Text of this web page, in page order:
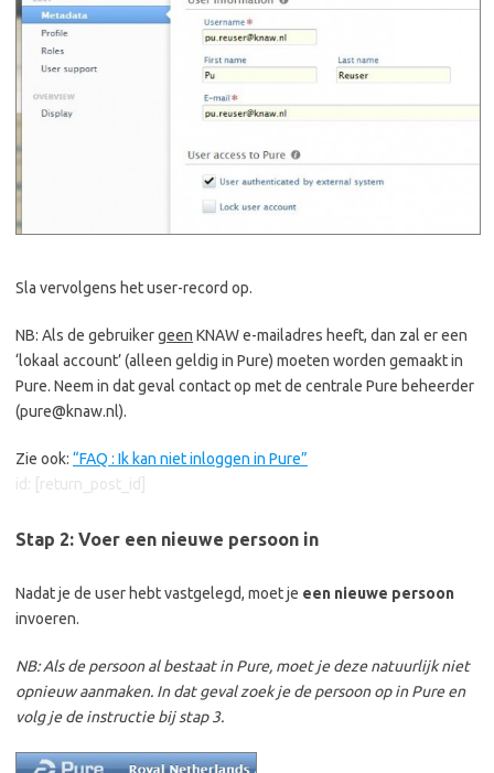
Sla vervolgens het user-record op.
NB: Als de gebruikergeen KNAW e-mailadres heeft, dan zal er een
‘lokaal account’ (alleen geldig in Pure) moeten worden gemaakt in
Pure. Neem in dat geval contact op met de centrale Pure beheerder
(pure@knaw.nl).
Zie ook: “FAQ : Ik kan niet inloggen in Pure”
id: [return_post_id]
Stap 2: Voer een nieuwe persoon in
Nadat je de user hebt vastgelegd, moet je een nieuwe persoon
invoeren.
NB: Als de persoon al bestaat in Pure, moet je deze natuurlijk niet
opnieuw aanmaken. In dat geval zoek je de persoon op in Pure en
volg je de instructie bij stap 3.